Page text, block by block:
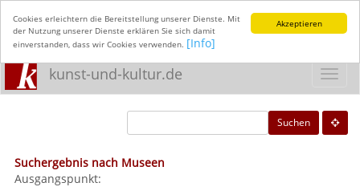
Akzeptieren
Cookies erleichtern die Bereitstellung unserer Dienste. Mit
der Nutzung unserer Dienste erklären Sie sich damit
einverstanden, dass wir Cookies verwenden. [Info]
kunst-und-kultur.de
Suchen
Suchergebnis nach Museen
Ausgangspunkt: